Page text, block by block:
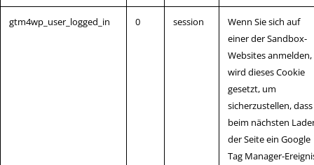
gtm4wp_user_logged_in 0 session
Wenn Sie sich auf
einer der Sandbox-
Websites anmelden,
wird dieses Cookie
gesetzt, um
sicherzustellen, dass
beim nächsten
der Seite ein Google
Tag Manager-